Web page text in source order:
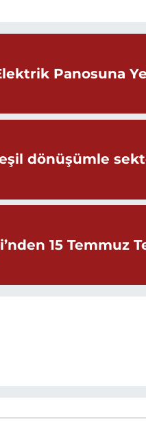
Panosuna
dönüşümle
15 Temmuz